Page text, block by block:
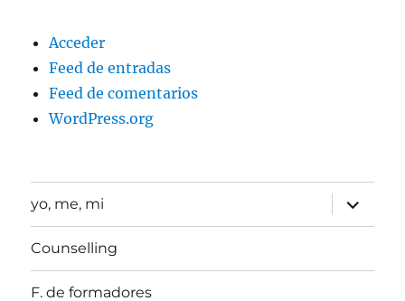
Acceder
Feed de entradas
Feed de comentarios
WordPress.org
yo, me, mi
expande
el
menú
Counselling
F. de formadores